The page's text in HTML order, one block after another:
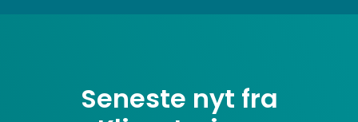
Seneste nyt fra